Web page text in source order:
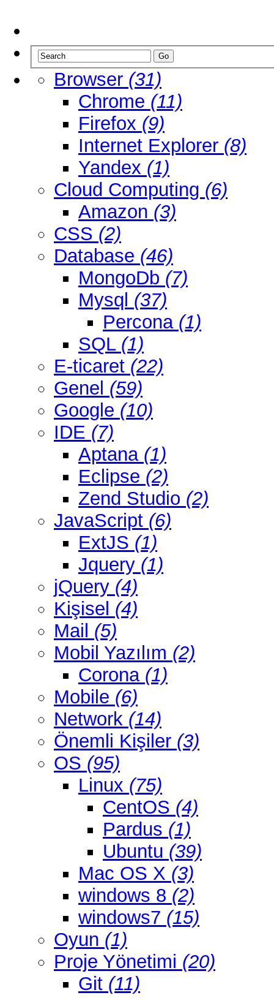
Browser (31)
Chrome (11)
Firefox (9)
Internet Explorer (8)
Yandex (1)
Cloud Computing (6)
Amazon (3)
CSS (2)
Database (46)
MongoDb (7)
Mysql (37)
Percona (1)
SQL (1)
E-ticaret (22)
Genel (59)
Google (10)
IDE (7)
Aptana (1)
Eclipse (2)
Zend Studio (2)
JavaScript (6)
ExtJS (1)
Jquery (1)
jQuery (4)
Kişisel (4)
Mail (5)
Mobil Yazılım (2)
Corona (1)
Mobile (6)
Network (14)
Önemli Kişiler (3)
OS (95)
Linux (75)
CentOS (4)
Pardus (1)
Ubuntu (39)
Mac OS X (3)
windows 8 (2)
windows7 (15)
Oyun (1)
Proje Yönetimi (20)
Git (11)